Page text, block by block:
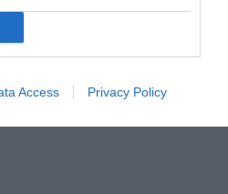
Access Privacy Policy